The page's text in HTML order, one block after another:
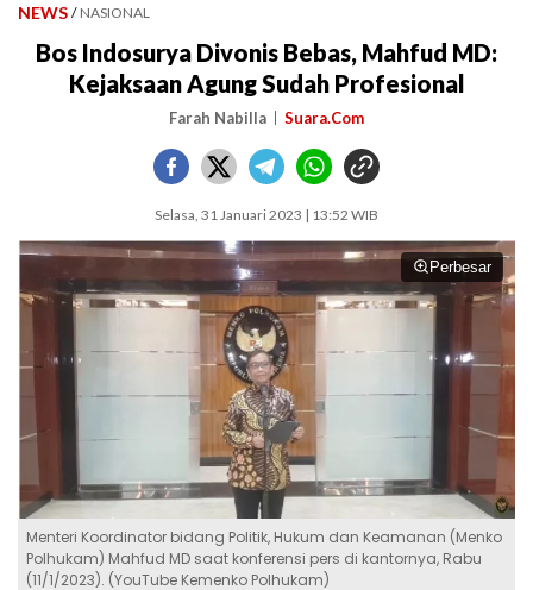
NEWS / NASIONAL
Bos Indosurya Divonis Bebas, Mahfud MD:
Kejaksaan Agung Sudah Profesional
Farah Nabilla Suara.Com
Selasa, 31 Januari 2023 | 13:52 WIB
Perbesar
Menteri Koordinator bidang Politik, Hukum dan Keamanan (Menko
Polhukam) Mahfud MD saat konferensi pers di kantornya, Rabu
(11/1/2023). (YouTube Kemenko Polhukam)